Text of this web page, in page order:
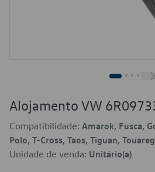
Alojamento VW
Compatibilidade: Amarok, Fusca,
Polo, T-Cross, Taos, Tiguan,
Unidade de venda: Unitário(a)